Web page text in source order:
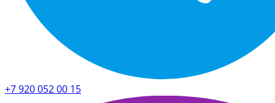
+7 920 052 00 15